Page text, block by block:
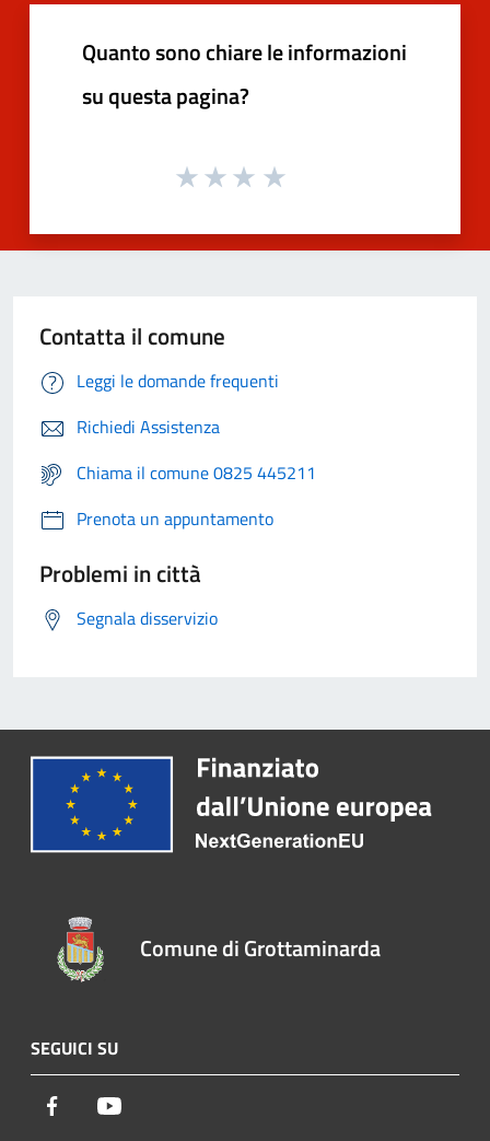
Quanto sono chiare le informazioni
su questa pagina?
Contatta il comune
Leggi le domande frequenti
Richiedi Assistenza
Chiama il comune 0825 445211
Prenota un appuntamento
Problemi in città
Segnala disservizio
Comune di Grottaminarda
SEGUICI SU
Facebook